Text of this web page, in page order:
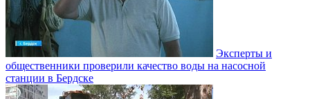
Эксперты и
общественники проверили качество воды на насосной
станции в Бердске